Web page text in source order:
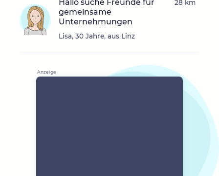
Hallo suche Freunde für
gemeinsame
Unternehmungen
Lisa, 30 Jahre, aus Linz
28 km